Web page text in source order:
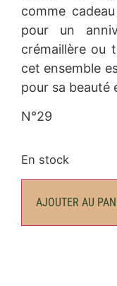
comme
pour un
crémaillère ou
cet ensemble
pour sa beauté
N°29
En stock
AJOUTER AU